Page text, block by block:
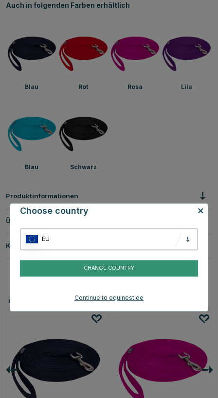
Auch in folgenden Farben erhältlich
Blau Rot Rosa Lila
Blau Schwarz
Produktinformationen
Über die Marke
Kundenbewertungen
Andere Produkte, die Ihnen gefallen könnten
Choose country
EU
CHANGE COUNTRY
Continue to equinest.de